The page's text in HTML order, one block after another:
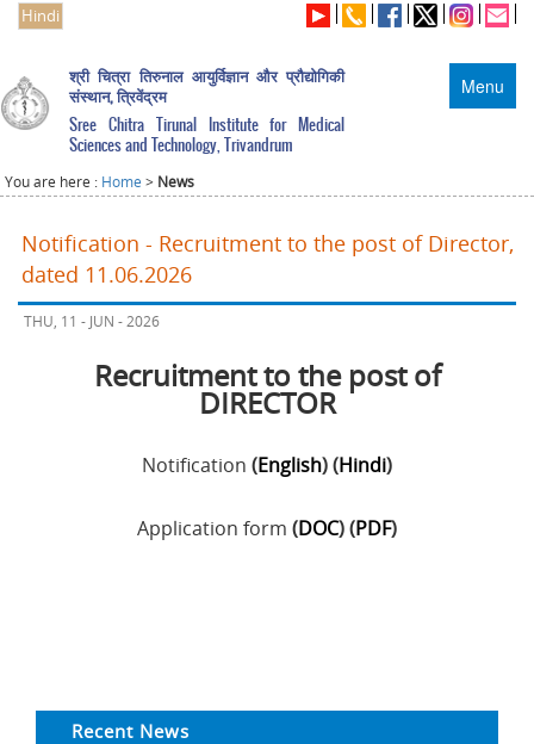
Hindi
Menu
श्री चित्रा तिरुनाल आयुर्विज्ञान और प्रौद्योगिकी
संस्थान, त्रिवेंद्रम
Sree Chitra Tirunal Institute for Medical
Sciences and Technology, Trivandrum
You are here : Home > News
Notification - Recruitment to the post of Director,
dated 11.06.2026
THU, 11 - JUN - 2026
Recruitment to the post of
DIRECTOR
Notification (English) (Hindi)
Application form (DOC) (PDF)
Recent News